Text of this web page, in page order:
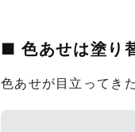
■ 色あせは塗り
色あせが目立ってき